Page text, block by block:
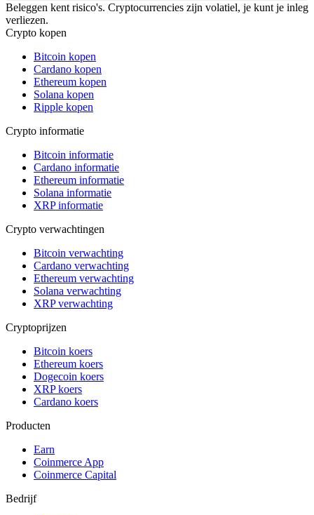
Beleggen kent risico's. Cryptocurrencies zijn volatiel, je kunt je inleg
verliezen.
Crypto kopen
Bitcoin kopen
Cardano kopen
Ethereum kopen
Solana kopen
Ripple kopen
Crypto informatie
Bitcoin informatie
Cardano informatie
Ethereum informatie
Solana informatie
XRP informatie
Crypto verwachtingen
Bitcoin verwachting
Cardano verwachting
Ethereum verwachting
Solana verwachting
XRP verwachting
Cryptoprijzen
Bitcoin koers
Ethereum koers
Dogecoin koers
XRP koers
Cardano koers
Producten
Earn
Coinmerce App
Coinmerce Capital
Bedrijf